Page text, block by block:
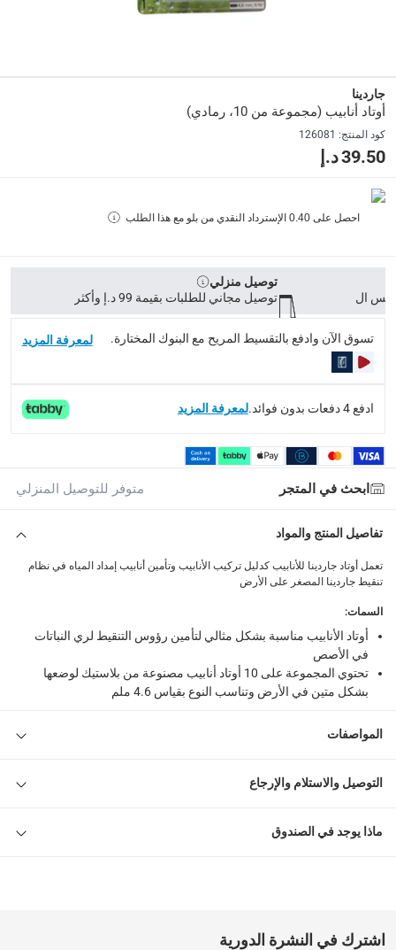
delivery method
التوصيل المُتَتَبَّع: خلال 1 إلى 5 أيام عمل
delivery times
توصيل المنتجات مباشرة من المورّد: خلال 2 إلى 4 أيام عمل
الاستلام من المتجر عبر خدمة “انقر واستلم” لمنتجات
returns
إمكانية إرجاع المنتجات المؤهلة مجاناً خلال 30 يوماً.
What's in the Box
10 أوتاد أنابيب
جاردينا
أوتاد أنابيب (مجموعة من 10، رمادي)
كود المنتج:
126081
39.50 د.إ
احصل على 0.40 الإسترداد النقدي من بلو مع هذا الطلب
توصيل منزلي
توصيل مجاني للطلبات بقيمة 99 د.إ وأكثر
تسوق الآن وادفع بالتقسيط المريح مع البنوك المختارة. لمعرفة المزيد
ادفع 4 دفعات بدون فوائد. لمعرفة المزيد
ابحث في المتجر متوفر للتوصيل المنزلي
تفاصيل المنتج والمواد
تعمل أوتاد جاردينا للأنابيب كدليل تركيب الأنابيب وتأمين أنابيب إمداد المياه في نظام
تنقيط جاردينا المصغر على الأرض
السمات:
أوتاد الأنابيب مناسبة بشكل مثالي لتأمين رؤوس التنقيط لري النباتات
في الأصص
تحتوي المجموعة على 10 أوتاد أنابيب مصنوعة من بلاستيك لوضعها
بشكل متين في الأرض وتناسب النوع بقياس 4.6 ملم
المواصفات
التوصيل والاستلام والإرجاع
ماذا يوجد في الصندوق
اشترك في النشرة الدورية